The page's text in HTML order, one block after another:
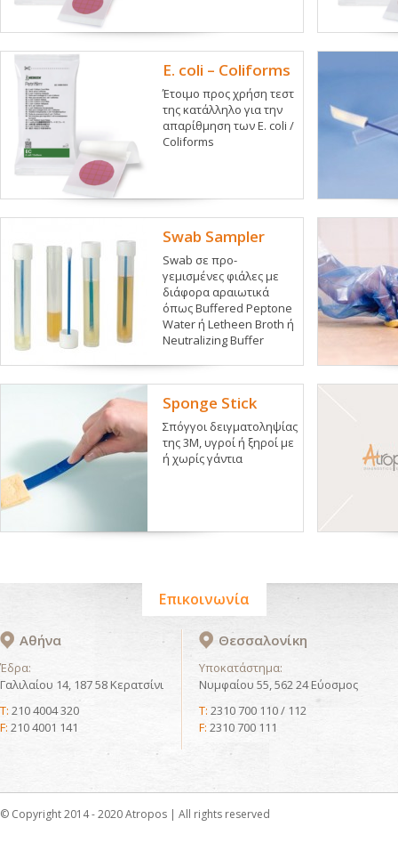
E. coli – Coliforms
Έτοιμο προς χρήση τεστ
της κατάλληλο για την
απαρίθμηση των E. coli /
Coliforms
Swab Sampler
Swab σε προ-
γεμισμένες φιάλες με
διάφορα αραιωτικά
όπως Buffered Peptone
Water ή Letheen Broth ή
Neutralizing Buffer
Sponge Stick
Σπόγγοι δειγματοληψίας
της 3Μ, υγροί ή ξηροί με
ή χωρίς γάντια
Επικοινωνία
Αθήνα
Έδρα:
Γαλιλαίου 14, 187 58 Κερατσίνι
T: 210 4004 320
F: 210 4001 141
Θεσσαλονίκη
Υποκατάστημα:
Νυμφαίου 55, 562 24 Εύοσμος
T: 2310 700 110 / 112
F: 2310 700 111
© Copyright 2014 - 2020 Atropos | All rights reserved